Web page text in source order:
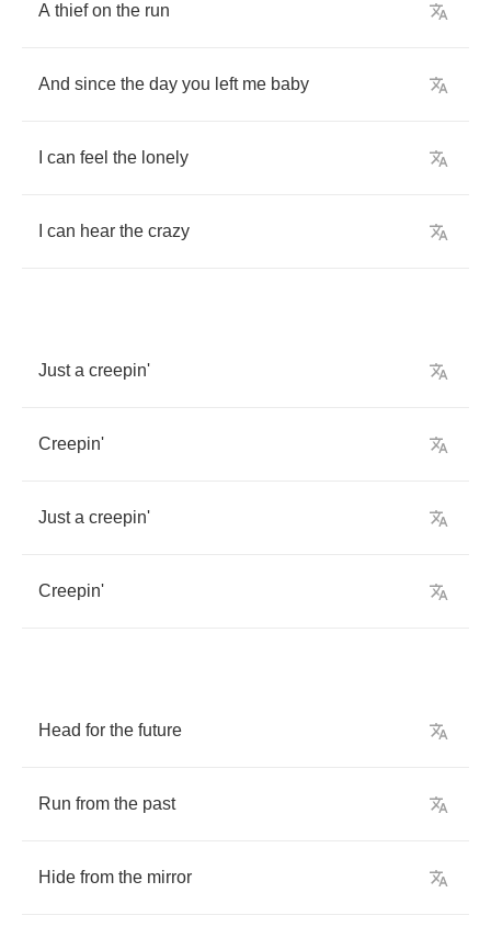
A thief on the run
And since the day you left me baby
can feel the lonely
can hear the crazy
Just a creepin'
Creepin'
Just a creepin'
Creepin'
Head for the future
Run from the past
Hide from the mirror